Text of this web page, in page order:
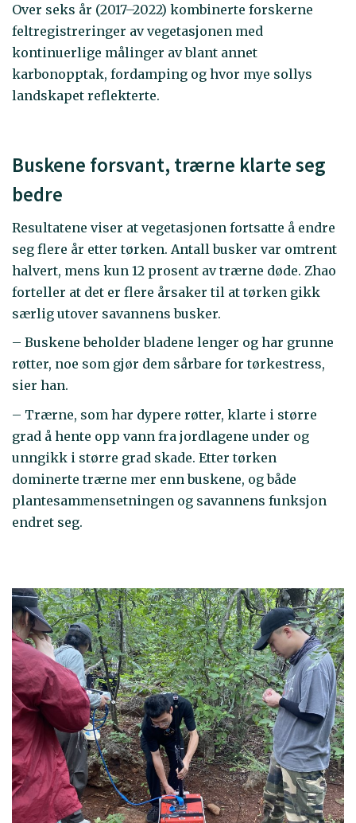
Over seks år (2017–2022) kombinerte forskerne
feltregistreringer av vegetasjonen med
kontinuerlige målinger av blant annet
karbonopptak, fordamping og hvor mye sollys
landskapet reflekterte.
Buskene forsvant, trærne klarte seg
bedre
Resultatene viser at vegetasjonen fortsatte å endre
seg flere år etter tørken. Antall busker var omtrent
halvert, mens kun 12 prosent av trærne døde. Zhao
forteller at det er flere årsaker til at tørken gikk
særlig utover savannens busker.
– Buskene beholder bladene lenger og har grunne
røtter, noe som gjør dem sårbare for tørkestress,
sier han.
– Trærne, som har dypere røtter, klarte i større
grad å hente opp vann fra jordlagene under og
unngikk i større grad skade. Etter tørken
dominerte trærne mer enn buskene, og både
plantesammensetningen og savannens funksjon
endret seg.